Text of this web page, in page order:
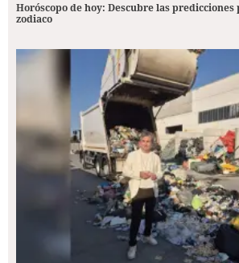
Horóscopo de hoy: Descubre las predicciones
zodiaco